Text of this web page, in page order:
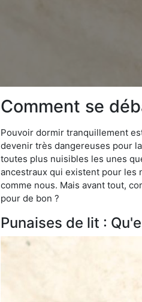
Comment se
Pouvoir dormir tranquillement
devenir très dangereuses pour
toutes plus nuisibles les unes
ancestraux qui existent pour les
comme nous. Mais avant tout,
pour de bon ?
Punaises de lit :